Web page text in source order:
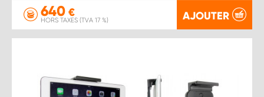
640 €
HORS TAXES (TVA 17 %) AJOUTER